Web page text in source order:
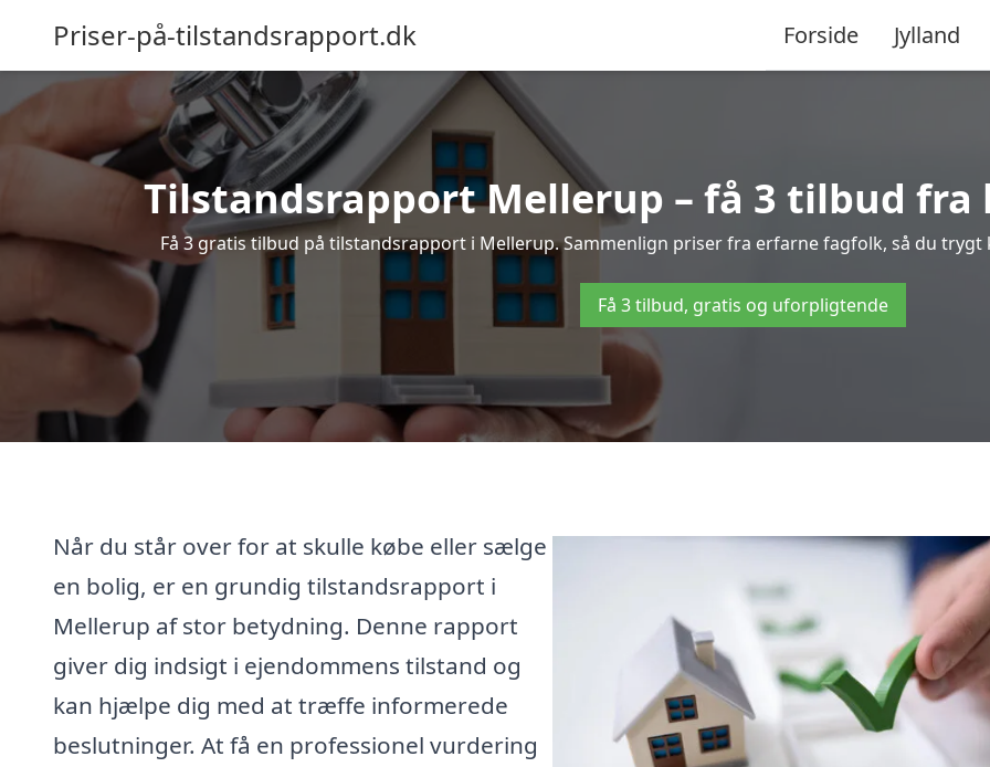
Priser-på-tilstandsrapport.dk Forside Jylland
Tilstandsrapport Mellerup – få 3 tilbud fra
Få 3 gratis tilbud på tilstandsrapport i Mellerup. Sammenlign priser fra erfarne fagfolk, så du
Få 3 tilbud, gratis og uforpligtende
Når du står over for at skulle købe eller sælge
en bolig, er en grundig tilstandsrapport i
Mellerup af stor betydning. Denne rapport
giver dig indsigt i ejendommens tilstand og
kan hjælpe dig med at træffe informerede
beslutninger. At få en professionel vurdering